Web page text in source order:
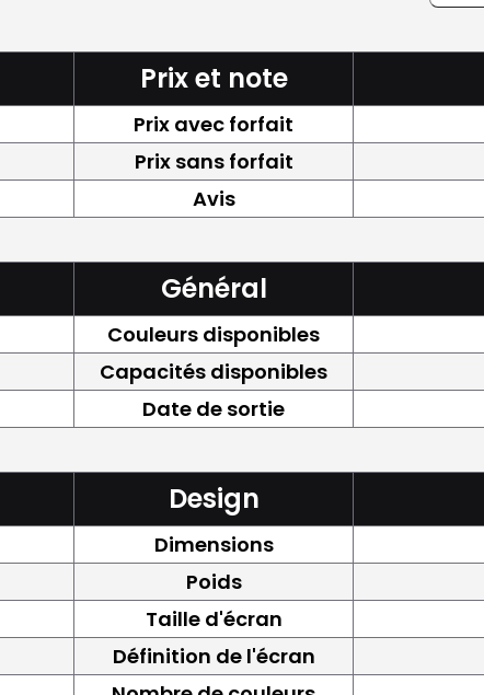
Prix et note
Prix avec forfait
Prix sans forfait
Avis
Général
Couleurs disponibles
Capacités disponibles
Date de sortie
Design
Dimensions
Poids
Taille d'écran
Définition de l'écran